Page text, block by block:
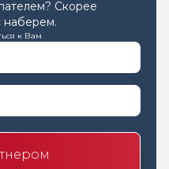
Скорее
наберем.
к Вам